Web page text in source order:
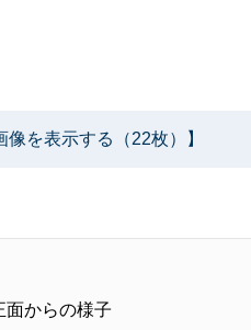
像を表示する（22枚）】
面からの様子